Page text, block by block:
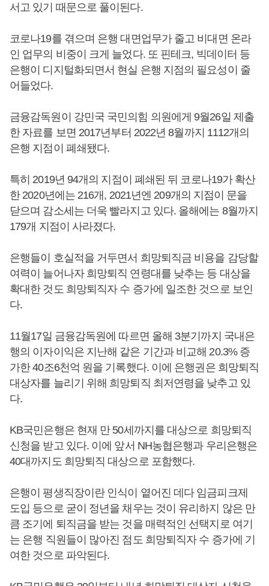
서고 있기 때문으로 풀이된다.
코로나19를 겪으며 은행 대면업무가 줄고 비대면 온라
인 업무의 비중이 크게 늘었다. 또 핀테크, 빅데이터 등
은행이 디지털화되면서 현실 은행 지점의 필요성이 줄
어들었다.
금융감독원이 강민국 국민의힘 의원에게 9월26일 제출
한 자료를 보면 2017년부터 2022년 8월까지 1112개의
은행 지점이 폐쇄됐다.
특히 2019년 94개의 지점이 폐쇄된 뒤 코로나19가 확산
한 2020년에는 216개, 2021년엔 209개의 지점이 문을
닫으며 감소세는 더욱 빨라지고 있다. 올해에는 8월까지
179개 지점이 사라졌다.
은행들이 호실적을 거두면서 희망퇴직금 비용을 감당할
여력이 늘어나자 희망퇴직 연령대를 낮추는 등 대상을
확대한 것도 희망퇴직자 수 증가에 일조한 것으로 보인
다.
11월17일 금융감독원에 따르면 올해 3분기까지 국내은
행의 이자이익은 지난해 같은 기간과 비교해 20.3% 증
가한 40조6천억 원을 기록했다. 이에 은행권은 희망퇴직
대상자를 늘리기 위해 희망퇴직 최저연령을 낮추고 있
다.
KB국민은행은 현재 만 50세까지를 대상으로 희망퇴직
신청을 받고 있다. 이에 앞서 NH농협은행과 우리은행은
40대까지도 희망퇴직 대상으로 포함했다.
은행이 평생직장이란 인식이 옅어진 데다 임금피크제
도입 등으로 굳이 정년을 채우는 것이 유리하지 않은 만
큼 조기에 퇴직금을 받는 것을 매력적인 선택지로 여기
는 은행 직원들이 많아진 점도 희망퇴직자 수 증가에 기
여한 것으로 파악된다.